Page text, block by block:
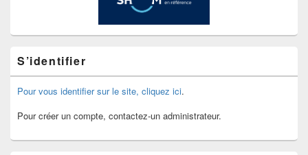
S’identifier
Pour vous identifier sur le site, cliquez ici.
Pour créer un compte, contactez-un administrateur.